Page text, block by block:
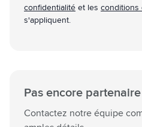
confidentialité et les conditions
s'appliquent.
Pas encore partenaire
Contactez notre équipe